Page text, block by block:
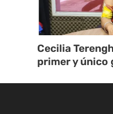
Cecilia
primer y único